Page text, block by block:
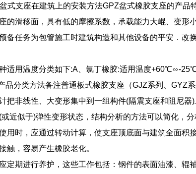
式支座在建筑上的安装方法GPZ盆式橡胶支座的产
的滑移面，具有低的摩擦系数，承载能力大崐、变形
备任务为包管施工时建筑构造和其他设备的平安．改
适用温度分类如下:A、氯丁橡胶:适用温度+60℃∽-
分类方法备注普通板式橡胶支座（GJZ系列、GYZ系
把非线性、大变形集中到一组构件(隔震支座和阻尼
近似于)弹性变形状态，结构分析的方法可以简化，分
用时，应通过转动计算，使支座顶底面与建筑全面
触，容易产生橡胶老化。
定期进行养护，这些工作包括：钢件的表面油漆、辊